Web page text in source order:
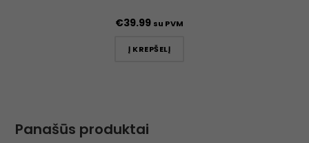
€39.99 su PVM
Į KREPŠELĮ
Panašūs produktai